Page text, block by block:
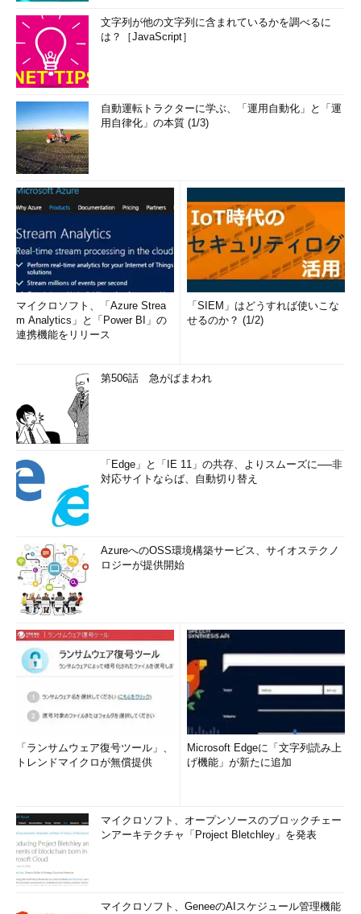
文字列が他の文字列に含まれているかを調べるに
は？［JavaScript］
自動運転トラクターに学ぶ、「運用自動化」と「運
用自律化」の本質 (1/3)
マイクロソフト、「Azure Strea
m Analytics」と「Power BI」の
連携機能をリリース
「SIEM」はどうすれば使いこな
せるのか？ (1/2)
第506話 急がばまわれ
「Edge」と「IE 11」の共存、よりスムーズに──非
対応サイトならば、自動切り替え
AzureへのOSS環境構築サービス、サイオステクノ
ロジーが提供開始
「ランサムウェア復号ツール」、
トレンドマイクロが無償提供
Microsoft Edgeに「文字列読み上
げ機能」が新たに追加
マイクロソフト、オープンソースのブロックチェー
ンアーキテクチャ「Project Bletchley」を発表
マイクロソフト、GeneeのAIスケジュール管理機能